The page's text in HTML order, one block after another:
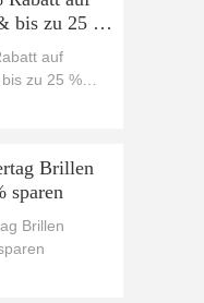
bis zu 25 %
bei Mister
auf
zu 25 %
Brillen
sparen
Brillen